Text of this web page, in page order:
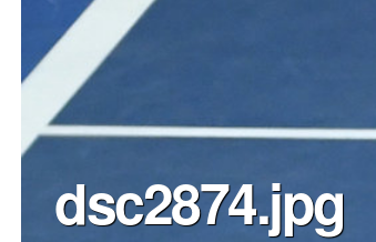
dsc2874.jpg